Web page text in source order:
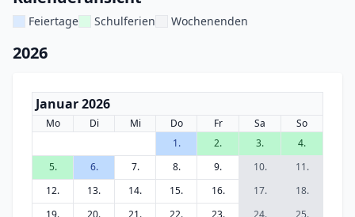
Feiertage Schulferien Wochenenden
2026
Januar 2026
Mo Di Mi Do Fr Sa
So
1.
2. 3.
4.
5.
6. 7. 8. 9. 10.
11.
12.
13. 14. 15. 16. 17.
18.
19.
20. 21. 22. 23. 24.
25.